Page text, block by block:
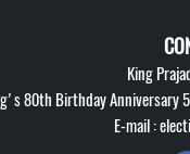
King
80th Birthday
E-mail :